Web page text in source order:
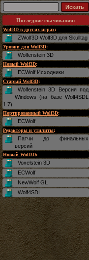
Последние скачивания:
Wolf3D в других играх:
ZWolf3D Wolf3D для Skulltag
Уровни для Wolf3D:
Wolfenstein 3D
Новый Wolf3D:
ECWolf Исходники
Старый Wolf3D:
Wolfenstein 3D Версия под
Windows (на базе Wolf4SDL
1.7)
Портированный Wolf3D:
ECWolf
Редакторы и утилиты:
Патчи до финальных
версий
Новый Wolf3D:
Voxelstein 3D
ECWolf
NewWolf GL
Wolf4SDL